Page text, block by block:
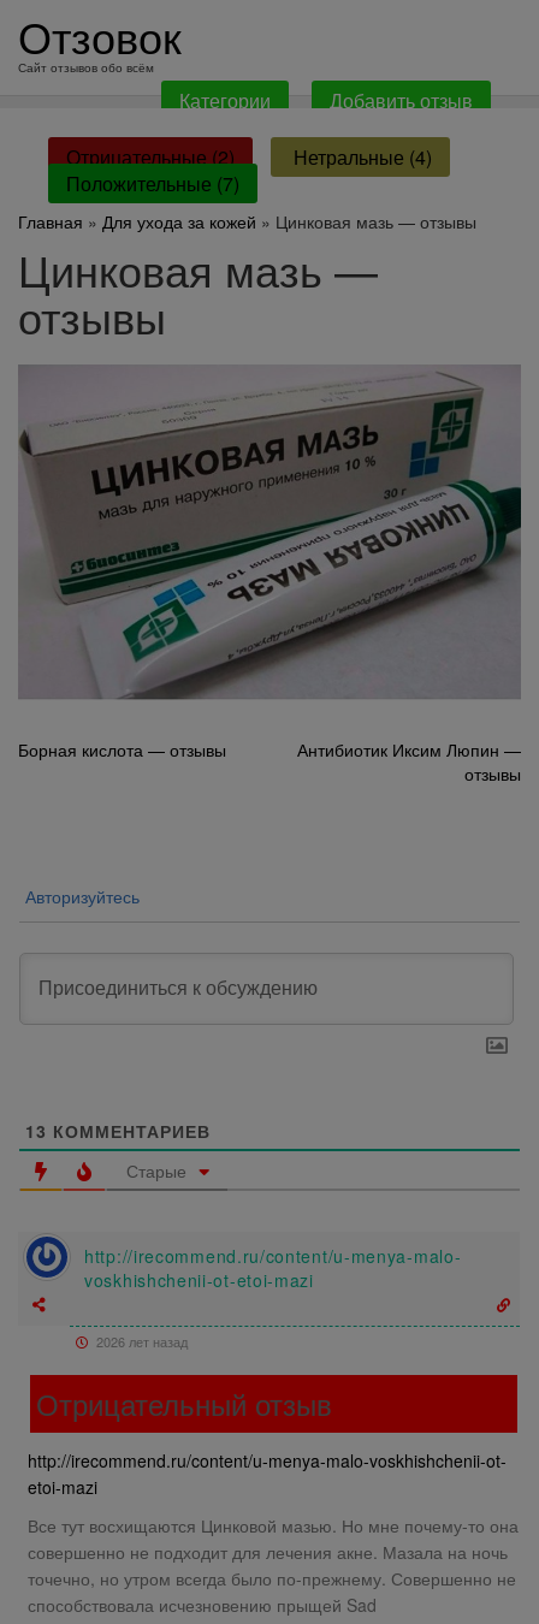
содержанию
Отзовок
Сайт отзывов обо всём
Категории Добавить отзыв
Отрицательные (2)
Нетральные (4)
Положительные (7)
Главная » Для ухода за кожей » Цинковая мазь — отзывы
Цинковая мазь —
отзывы
Навигация
Борная кислота — отзывы
Антибиотик Иксим Люпин —
отзывы
Авторизуйтесь
13 КОММЕНТАРИЕВ
Старые
http://irecommend.ru/content/u-menya-malo-
voskhishchenii-ot-etoi-mazi
2026 лет назад
Отрицательный отзыв
http://irecommend.ru/content/u-menya-malo-voskhishchenii-ot-
etoi-mazi
Все тут восхищаются Цинковой мазью. Но мне почему-то она
совершенно не подходит для лечения акне. Мазала на ночь
точечно, но утром всегда было по-прежнему. Совершенно не
способствовала исчезновению прыщей Sad